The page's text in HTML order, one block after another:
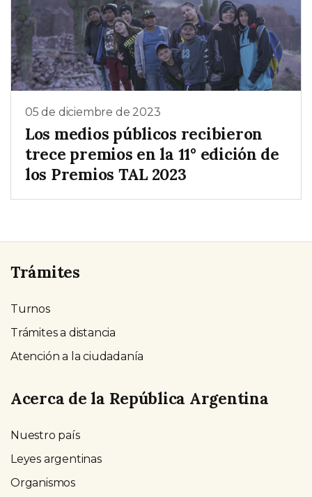
05 de diciembre de 2023
Los medios públicos recibieron
trece premios en la 11° edición de
los Premios TAL 2023
Trámites
Turnos
Trámites a distancia
Atención a la ciudadanía
Acerca de la República Argentina
Nuestro país
Leyes argentinas
Organismos